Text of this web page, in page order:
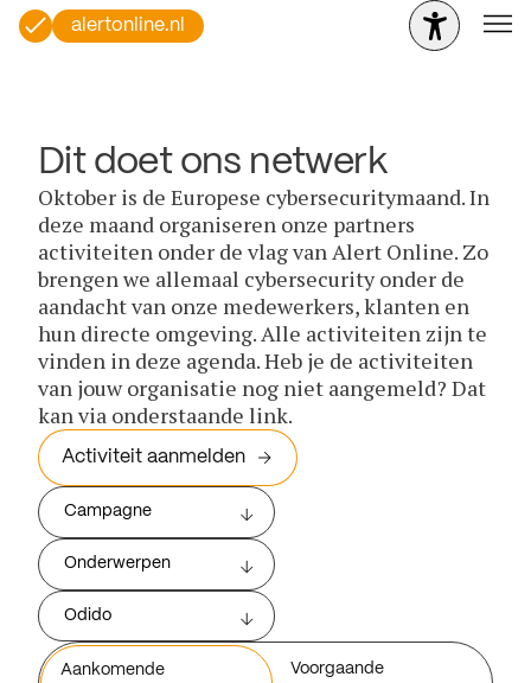
alertonline.nl
Dit doet ons netwerk
Oktober is de Europese cybersecuritymaand. In
deze maand organiseren onze partners
activiteiten onder de vlag van Alert Online. Zo
brengen we allemaal cybersecurity onder de
aandacht van onze medewerkers, klanten en
hun directe omgeving. Alle activiteiten zijn te
vinden in deze agenda. Heb je de activiteiten
van jouw organisatie nog niet aangemeld? Dat
kan via onderstaande link.
Activiteit aanmelden
Campagne
Onderwerpen
Odido
Aankomende
Voorgaande